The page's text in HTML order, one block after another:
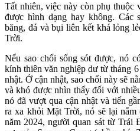
Tất nhiên, việc này còn phụ thuộc
được hình dạng hay không. Các
băng, đá và bụi liên kết khá lỏng
Trời.
Nếu sao chổi sống sót được, nó
kính thiên văn nghiệp dư từ tháng
nhật. Ở cận nhật, sao chổi này sẽ
và khó được nhìn thấy đối với
nó đã vượt qua cận nhật và tiến
ra xa khỏi Mặt Trời, nó sẽ lại
năm 2024, người quan sát từ Trái